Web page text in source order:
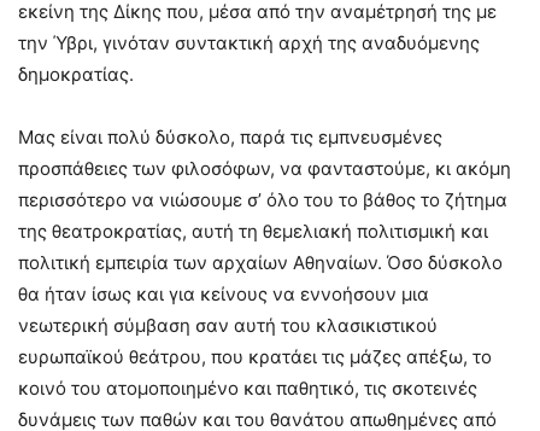
εκείνη της Δίκης που, μέσα από την αναμέτρησή της με
την Ύβρι, γινόταν συντακτική αρχή της αναδυόμενης
δημοκρατίας.
Μας είναι πολύ δύσκολο, παρά τις εμπνευσμένες
προσπάθειες των φιλοσόφων, να φανταστούμε, κι ακόμη
περισσότερο να νιώσουμε σ’ όλο του το βάθος το ζήτημα
της θεατροκρατίας, αυτή τη θεμελιακή πολιτισμική και
πολιτική εμπειρία των αρχαίων Αθηναίων. Όσο δύσκολο
θα ήταν ίσως και για κείνους να εννοήσουν μια
νεωτερική σύμβαση σαν αυτή του κλασικιστικού
ευρωπαϊκού θεάτρου, που κρατάει τις μάζες απέξω, το
κοινό του ατομοποιημένο και παθητικό, τις σκοτεινές
δυνάμεις των παθών και του θανάτου απωθημένες από